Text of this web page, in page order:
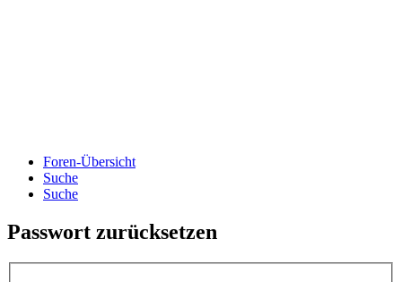
Foren-Übersicht
Suche
Suche
Passwort zurücksetzen